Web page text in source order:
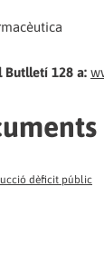
Butlletí 128 a:
dèficit públic